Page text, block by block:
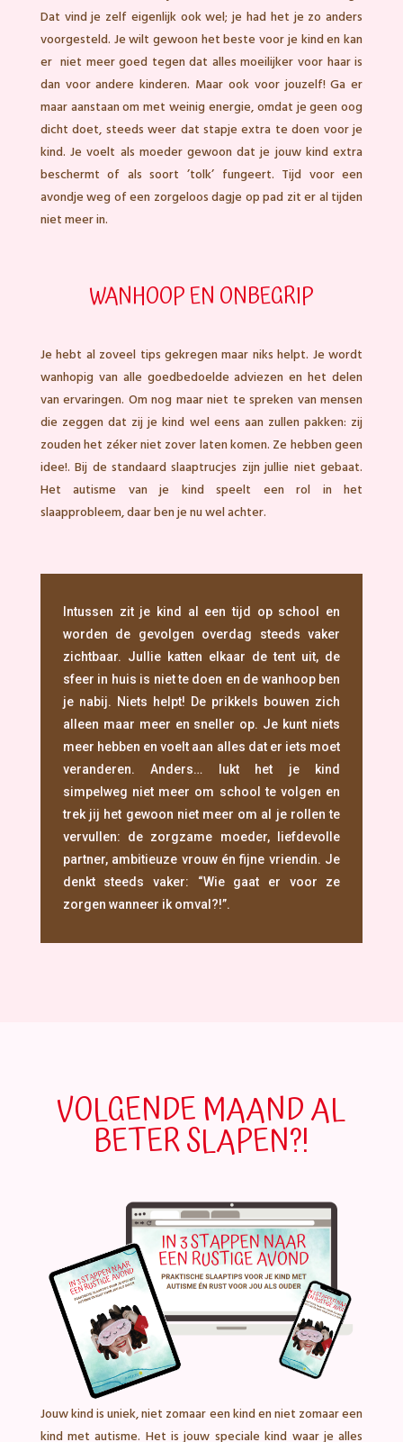
Dat vind je zelf eigenlijk ook wel; je had het je zo anders
voorgesteld. Je wilt gewoon het beste voor je kind en kan
er niet meer goed tegen dat alles moeilijker voor haar is
dan voor andere kinderen. Maar ook voor jouzelf! Ga er
maar aanstaan om met weinig energie, omdat je geen oog
dicht doet, steeds weer dat stapje extra te doen voor je
kind. Je voelt als moeder gewoon dat je jouw kind extra
beschermt of als soort ’tolk’ fungeert. Tijd voor een
avondje weg of een zorgeloos dagje op pad zit er al tijden
niet meer in.
WANHOOP EN ONBEGRIP
Je hebt al zoveel tips gekregen maar niks helpt. Je wordt
wanhopig van alle goedbedoelde adviezen en het delen
van ervaringen. Om nog maar niet te spreken van mensen
die zeggen dat zij je kind wel eens aan zullen pakken: zij
zouden het zéker niet zover laten komen. Ze hebben geen
idee!. Bij de standaard slaaptrucjes zijn jullie niet gebaat.
Het autisme van je kind speelt een rol in het
slaapprobleem, daar ben je nu wel achter.
Intussen zit je kind al een tijd op school en
worden de gevolgen overdag steeds vaker
zichtbaar. Jullie katten elkaar de tent uit, de
sfeer in huis is niet te doen en de wanhoop ben
je nabij. Niets helpt! De prikkels bouwen zich
alleen maar meer en sneller op. Je kunt niets
meer hebben en voelt aan alles dat er iets moet
veranderen. Anders… lukt het je kind
simpelweg niet meer om school te volgen en
trek jij het gewoon niet meer om al je rollen te
vervullen: de zorgzame moeder, liefdevolle
partner, ambitieuze vrouw én fijne vriendin. Je
denkt steeds vaker: “Wie gaat er voor ze
zorgen wanneer ik omval?!”.
VOLGENDE MAAND AL
BETER SLAPEN?!
Jouw kind is uniek, niet zomaar een kind en niet zomaar een
kind met autisme. Het is jouw speciale kind waar je alles